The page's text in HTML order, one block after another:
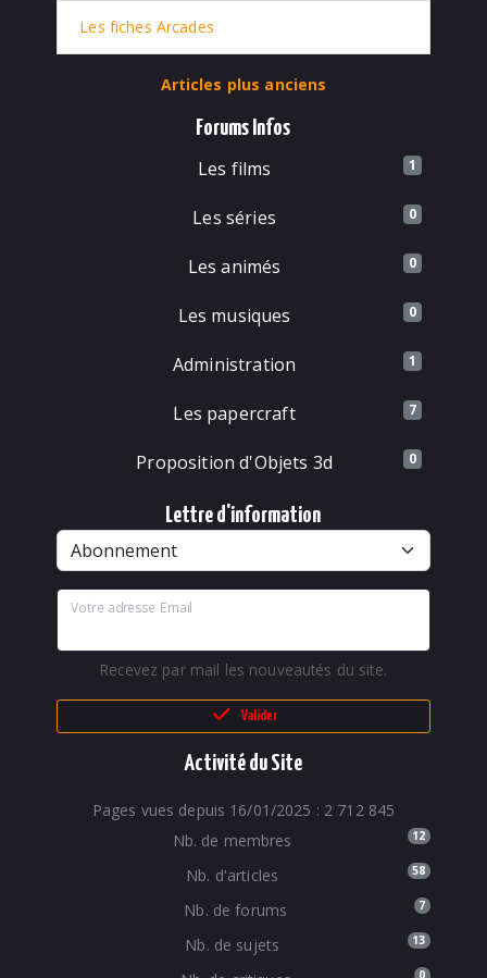
Les fiches Arcades
Articles plus anciens
Forums Infos
Les films 1
Les séries 0
Les animés 0
Les musiques 0
Administration 1
Les papercraft 7
Proposition d'Objets 3d 0
Lettre d'information
Votre adresse Email
Recevez par mail les nouveautés du site.
Valider
Activité du Site
Pages vues depuis 16/01/2025 : 2 712 845
Nb. de membres
12
Nb. d'articles 58
Nb. de forums 7
Nb. de sujets 13